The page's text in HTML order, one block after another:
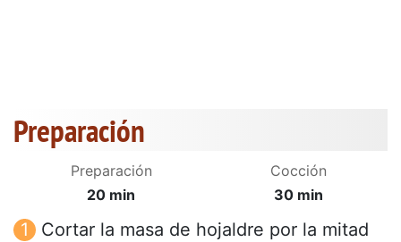
Preparación
Preparación
20 min
Cocción
30 min
Cortar la masa de hojaldre por la mitad